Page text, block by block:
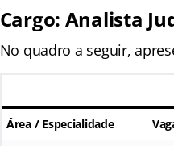
Cargo: Analista
No quadro a seguir,
Área / Especialidade